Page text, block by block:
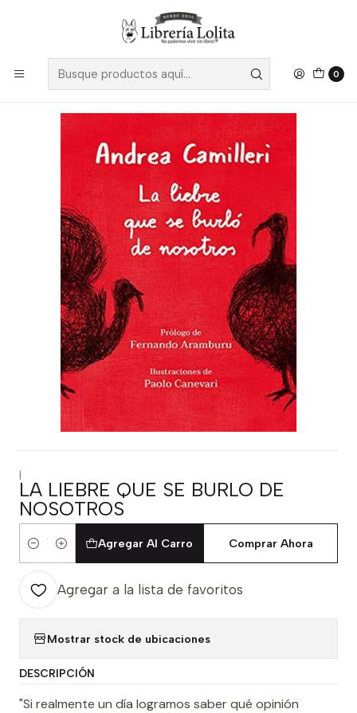
0
Despacho a todo Chile
La Liebre Que Se Burlo De Nosotros
|
LA LIEBRE QUE SE BURLO DE
NOSOTROS
Cantidad
Agregar Al Carro Comprar Ahora
Agregar a la lista de favoritos
Mostrar stock de ubicaciones
DESCRIPCIÓN
"Si realmente un día logramos saber qué opinión